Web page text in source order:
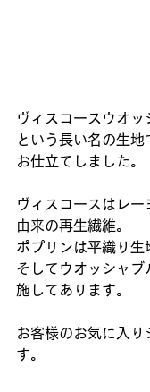
ヴィスコースウオッ
という長い名の生
お仕立てしました。
ヴィスコースはレー
由来の再生繊維。
ポプリンは平織り生
そしてウオッシャブ
施してあります。
お客様のお気に入り
す。